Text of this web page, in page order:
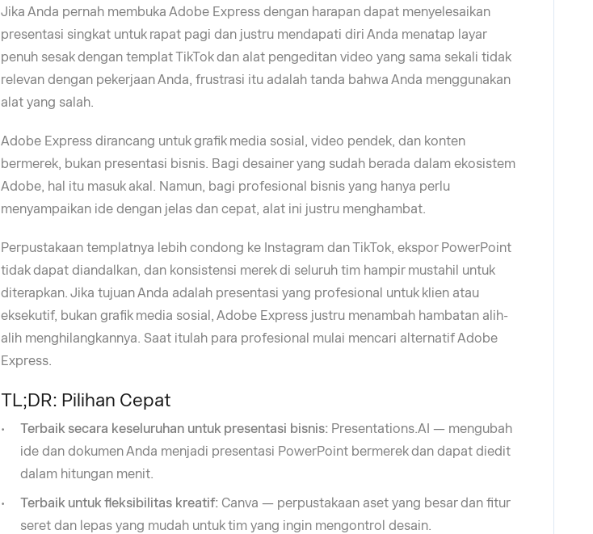
Jika Anda pernah membuka Adobe Express dengan harapan dapat menyelesaikan
presentasi singkat untuk rapat pagi dan justru mendapati diri Anda menatap layar
penuh sesak dengan templat TikTok dan alat pengeditan video yang sama sekali tidak
relevan dengan pekerjaan Anda, frustrasi itu adalah tanda bahwa Anda menggunakan
alat yang salah.
Adobe Express dirancang untuk grafik media sosial, video pendek, dan konten
bermerek, bukan presentasi bisnis. Bagi desainer yang sudah berada dalam ekosistem
Adobe, hal itu masuk akal. Namun, bagi profesional bisnis yang hanya perlu
menyampaikan ide dengan jelas dan cepat, alat ini justru menghambat.
Perpustakaan templatnya lebih condong ke Instagram dan TikTok, ekspor PowerPoint
tidak dapat diandalkan, dan konsistensi merek di seluruh tim hampir mustahil untuk
diterapkan. Jika tujuan Anda adalah presentasi yang profesional untuk klien atau
eksekutif, bukan grafik media sosial, Adobe Express justru menambah hambatan alih-
alih menghilangkannya. Saat itulah para profesional mulai mencari alternatif Adobe
Express.
TL;DR: Pilihan Cepat
Terbaik secara keseluruhan untuk presentasi bisnis:Presentations.AI — mengubah
ide dan dokumen Anda menjadi presentasi PowerPoint bermerek dan dapat diedit
dalam hitungan menit.
Terbaik untuk fleksibilitas kreatif:Canva — perpustakaan aset yang besar dan fitur
seret dan lepas yang mudah untuk tim yang ingin mengontrol desain.